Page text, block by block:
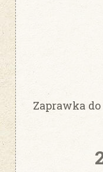
Zaprawka do